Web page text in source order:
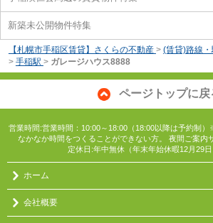
新築未公開物件特集
【札幌市手稲区賃貸】さくらの不動産 > (賃貸)路線
> 手稲駅 > ガレージハウス8888
ページトップに戻
営業時間:営業時間：10:00～18:00（18:00以降は予約制）
なかなか時間をつくることができない方。 夜間ご案内
定休日:年中無休（年末年始休暇12月29日
ホーム
会社概要